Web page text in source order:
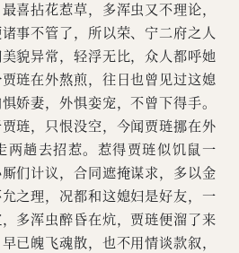
喜拈花惹草，多浑虫又不理论，
事不管了，所以荣、宁二府之人
貌异常，轻浮无比，众人都呼她
琏在外熬煎，往日也曾见过这媳
娇妻，外惧娈宠，不曾下得手。
琏，只恨没空，今闻贾琏挪在外
两趟去招惹。惹得贾琏似饥鼠一
们计议，合同遮掩谋求，多以金
之理，况都和这媳妇是好友，一
多浑虫醉昏在炕，贾琏便溜了来
已魄飞魂散，也不用情谈款叙，